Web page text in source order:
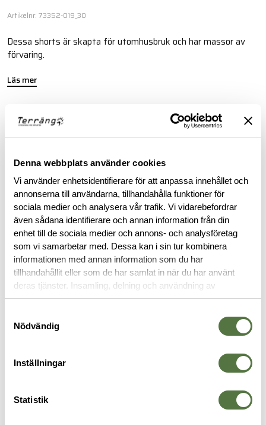
Denna webbplats använder cookies
Vi använder enhetsidentifierare för att anpassa innehållet och
annonserna till användarna, tillhandahålla funktioner för
sociala medier och analysera vår trafik. Vi vidarebefordrar
även sådana identifierare och annan information från din
enhet till de sociala medier och annons- och analysföretag
som vi samarbetar med. Dessa kan i sin tur kombinera
informationen med annan information som du har
tillhandahållit eller som de har samlat in när du har använt
deras tjänster. Insamling, delning och användning av
personuppgifter kan användas för personalisering av
Nödvändig
Inställningar
Statistik
Artikelnr: 73352-019_30
Dessa shorts är skapta för utomhusbruk och har massor av
förvaring.
Läs mer
FINNS I FÖLJANDE FÄRGER
BESKRIVNING
RECENSIONER